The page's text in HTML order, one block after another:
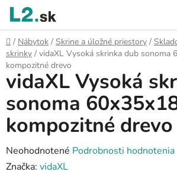
Prejsť
obsah
Domov
/ Nábytok / Skrine a úložné priestory /
skrinky / vidaXL Vysoká skrinka dub sonoma
kompozitné drevo
vidaXL Vysoká
sonoma
kompozitné drevo
Priemerné
hodnotenie
Neohodnotené Podrobnosti hodnotenia
Značka: vidaXL